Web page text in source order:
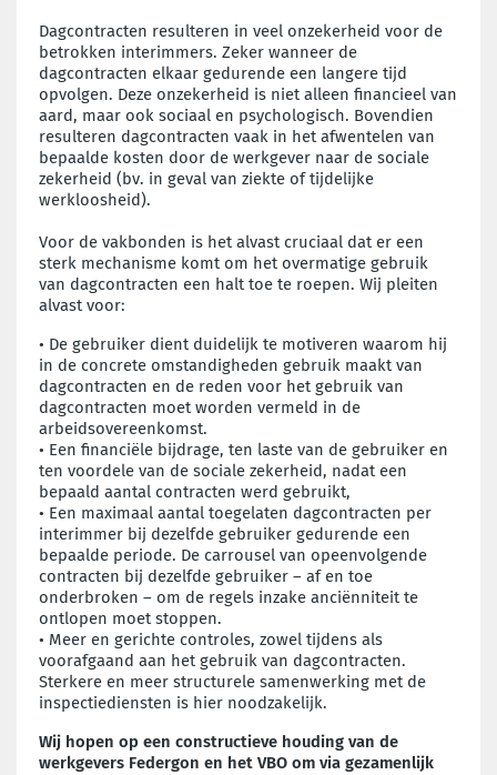
Dagcontracten resulteren in veel onzekerheid voor de
betrokken interimmers. Zeker wanneer de
dagcontracten elkaar gedurende een langere tijd
opvolgen. Deze onzekerheid is niet alleen financieel van
aard, maar ook sociaal en psychologisch. Bovendien
resulteren dagcontracten vaak in het afwentelen van
bepaalde kosten door de werkgever naar de sociale
zekerheid (bv. in geval van ziekte of tijdelijke
werkloosheid).
Voor de vakbonden is het alvast cruciaal dat er een
sterk mechanisme komt om het overmatige gebruik
van dagcontracten een halt toe te roepen. Wij pleiten
alvast voor:
• De gebruiker dient duidelijk te motiveren waarom hij
in de concrete omstandigheden gebruik maakt van
dagcontracten en de reden voor het gebruik van
dagcontracten moet worden vermeld in de
arbeidsovereenkomst.
• Een financiële bijdrage, ten laste van de gebruiker en
ten voordele van de sociale zekerheid, nadat een
bepaald aantal contracten werd gebruikt,
• Een maximaal aantal toegelaten dagcontracten per
interimmer bij dezelfde gebruiker gedurende een
bepaalde periode. De carrousel van opeenvolgende
contracten bij dezelfde gebruiker – af en toe
onderbroken – om de regels inzake anciënniteit te
ontlopen moet stoppen.
• Meer en gerichte controles, zowel tijdens als
voorafgaand aan het gebruik van dagcontracten.
Sterkere en meer structurele samenwerking met de
inspectiediensten is hier noodzakelijk.
Wij hopen op een constructieve houding van de
werkgevers Federgon en het VBO om via gezamenlijk